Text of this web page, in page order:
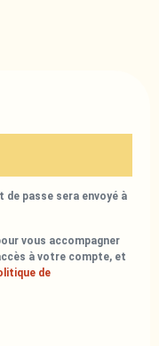
passe sera envoyé à
vous accompagner
à votre compte, et
de